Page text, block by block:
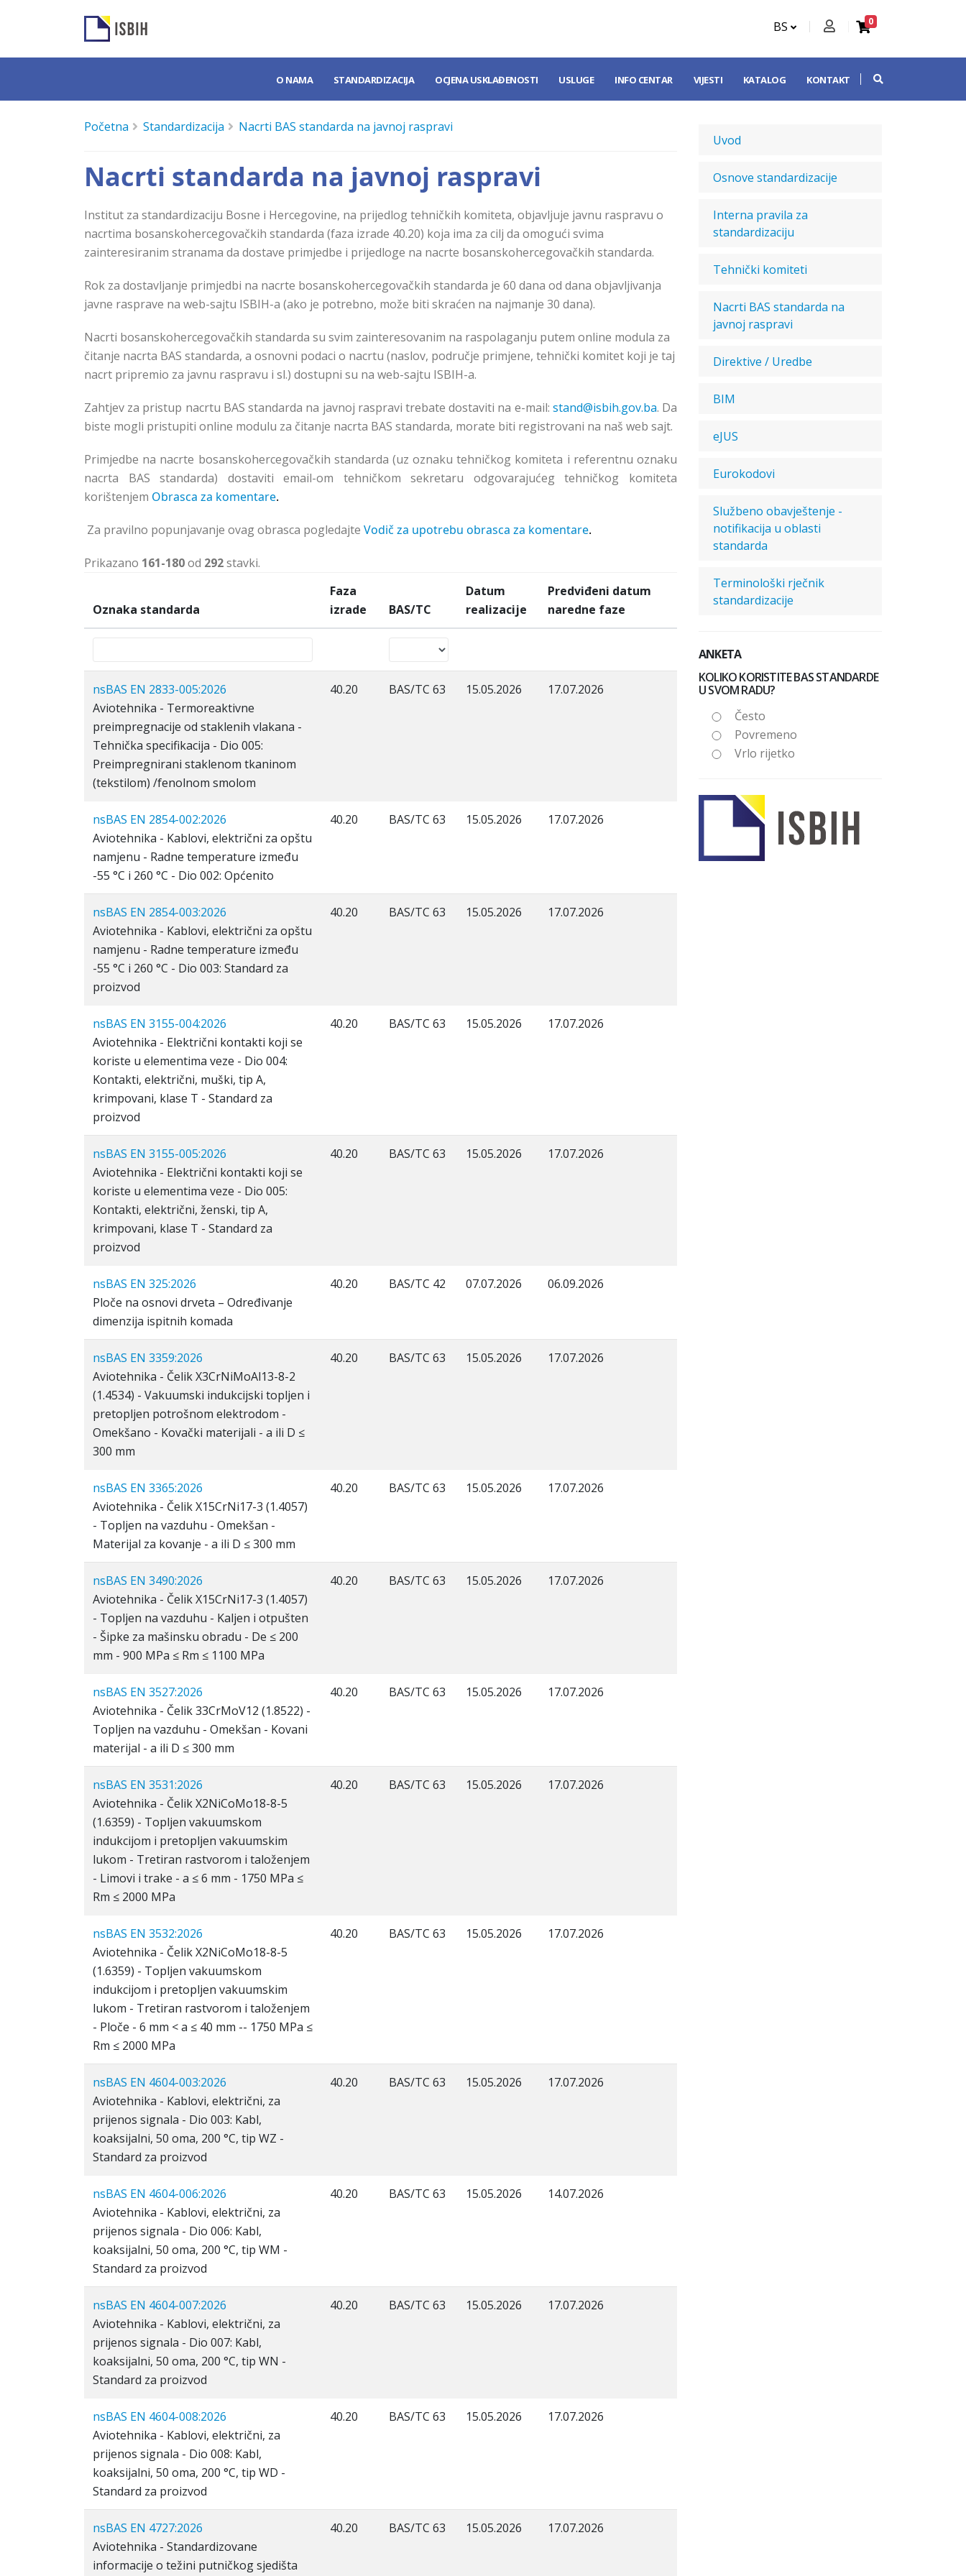
BS 0
O NAMA STANDARDIZACIJA OCJENA USKLAĐENOSTI USLUGE INFO CENTAR VIJESTI KATALOG KONTAKT
Početna Standardizacija Nacrti BAS standarda na javnoj raspravi
Nacrti standarda na javnoj raspravi
Institut za standardizaciju Bosnе i Hercegovinе, na prijedlog tehničkih komiteta, objavljuje javnu raspravu o
nacrtima bosanskohercegovačkih standarda (faza izrade 40.20) koja ima za cilj da omogući svima
zainteresiranim stranama da dostave primjedbe i prijedloge na nacrte bosanskohercegovačkih standarda.
Rok za dostavljanje primjedbi na nacrte bosanskohercegovačkih standarda je 60 dana od dana objavljivanja
javne rasprave na web-sajtu ISBIH-a (ako je potrebno, može biti skraćen na najmanje 30 dana).
Nacrti bosanskohercegovačkih standarda su svim zainteresovanim na raspolaganju putem online modula za
čitanje nacrta BAS standarda, a osnovni podaci o nacrtu (naslov, područje primjene, tehnički komitet koji je taj
nacrt pripremio za javnu raspravu i sl.) dostupni su na web-sajtu ISBIH-a.
Zahtjev za pristup nacrtu BAS standarda na javnoj raspravi trebate dostaviti na e-mail: stand@isbih.gov.ba. Da
biste mogli pristupiti online modulu za čitanje nacrta BAS standarda, morate biti registrovani na naš web sajt.
Primjedbe na nacrte bosanskohercegovačkih standarda (uz oznaku tehničkog komiteta i referentnu oznaku
nacrta BAS standarda) dostaviti email-om tehničkom sekretaru odgovarajućeg tehničkog komiteta
korištenjem Obrasca za komentare.
Za pravilno popunjavanje ovag obrasca pogledajte Vodič za upotrebu obrasca za komentare.
Prikazano 161-180od 292stavki.
Oznaka standarda
Faza
izrade
BAS/TC
Datum
realizacije
Predviđeni datum
naredne faze
nsBAS EN 2833-005:2026
Aviotehnika - Termoreaktivne
preimpregnacije od staklenih vlakana -
Tehnička specifikacija - Dio 005:
Preimpregnirani staklenom tkaninom
(tekstilom) /fenolnom smolom
40.20 BAS/TC 63 15.05.2026 17.07.2026
nsBAS EN 2854-002:2026
Aviotehnika - Kablovi, električni za opštu
namjenu - Radne temperature između
-55 °C i 260 °C - Dio 002: Općenito
40.20 BAS/TC 63 15.05.2026 17.07.2026
nsBAS EN 2854-003:2026
Aviotehnika - Kablovi, električni za opštu
namjenu - Radne temperature između
-55 °C i 260 °C - Dio 003: Standard za
proizvod
40.20 BAS/TC 63 15.05.2026 17.07.2026
nsBAS EN 3155-004:2026
Aviotehnika - Električni kontakti koji se
koriste u elementima veze - Dio 004:
Kontakti, električni, muški, tip A,
krimpovani, klase T - Standard za
proizvod
40.20 BAS/TC 63 15.05.2026 17.07.2026
nsBAS EN 3155-005:2026
Aviotehnika - Električni kontakti koji se
koriste u elementima veze - Dio 005:
Kontakti, električni, ženski, tip A,
krimpovani, klase T - Standard za
proizvod
40.20 BAS/TC 63 15.05.2026 17.07.2026
nsBAS EN 325:2026
Ploče na osnovi drveta – Određivanje
dimenzija ispitnih komada
40.20 BAS/TC 42 07.07.2026 06.09.2026
nsBAS EN 3359:2026
Aviotehnika - Čelik X3CrNiMoAl13-8-2
(1.4534) - Vakuumski indukcijski topljen i
pretopljen potrošnom elektrodom -
Omekšano - Kovački materijali - a ili D ≤
300 mm
40.20 BAS/TC 63 15.05.2026 17.07.2026
nsBAS EN 3365:2026
Aviotehnika - Čelik X15CrNi17-3 (1.4057)
- Topljen na vazduhu - Omekšan -
Materijal za kovanje - a ili D ≤ 300 mm
40.20 BAS/TC 63 15.05.2026 17.07.2026
nsBAS EN 3490:2026
Aviotehnika - Čelik X15CrNi17-3 (1.4057)
- Topljen na vazduhu - Kaljen i otpušten
- Šipke za mašinsku obradu - De ≤ 200
mm - 900 MPa ≤ Rm ≤ 1100 MPa
40.20 BAS/TC 63 15.05.2026 17.07.2026
nsBAS EN 3527:2026
Aviotehnika - Čelik 33CrMoV12 (1.8522) -
Topljen na vazduhu - Omekšan - Kovani
materijal - a ili D ≤ 300 mm
40.20 BAS/TC 63 15.05.2026 17.07.2026
nsBAS EN 3531:2026
Aviotehnika - Čelik X2NiCoMo18-8-5
(1.6359) - Topljen vakuumskom
indukcijom i pretopljen vakuumskim
lukom - Tretiran rastvorom i taloženjem
- Limovi i trake - a ≤ 6 mm - 1750 MPa ≤
Rm ≤ 2000 MPa
40.20 BAS/TC 63 15.05.2026 17.07.2026
nsBAS EN 3532:2026
Aviotehnika - Čelik X2NiCoMo18-8-5
(1.6359) - Topljen vakuumskom
indukcijom i pretopljen vakuumskim
lukom - Tretiran rastvorom i taloženjem
- Ploče - 6 mm < a ≤ 40 mm -- 1750 MPa ≤
Rm ≤ 2000 MPa
40.20 BAS/TC 63 15.05.2026 17.07.2026
nsBAS EN 4604-003:2026
Aviotehnika - Kablovi, električni, za
prijenos signala - Dio 003: Kabl,
koaksijalni, 50 oma, 200 °C, tip WZ -
Standard za proizvod
40.20 BAS/TC 63 15.05.2026 17.07.2026
nsBAS EN 4604-006:2026
Aviotehnika - Kablovi, električni, za
prijenos signala - Dio 006: Kabl,
koaksijalni, 50 oma, 200 °C, tip WM -
Standard za proizvod
40.20 BAS/TC 63 15.05.2026 14.07.2026
nsBAS EN 4604-007:2026
Aviotehnika - Kablovi, električni, za
prijenos signala - Dio 007: Kabl,
koaksijalni, 50 oma, 200 °C, tip WN -
Standard za proizvod
40.20 BAS/TC 63 15.05.2026 17.07.2026
nsBAS EN 4604-008:2026
Aviotehnika - Kablovi, električni, za
prijenos signala - Dio 008: Kabl,
koaksijalni, 50 oma, 200 °C, tip WD -
Standard za proizvod
40.20 BAS/TC 63 15.05.2026 17.07.2026
nsBAS EN 4727:2026
Aviotehnika - Standardizovane
informacije o težini putničkog sjedišta
40.20 BAS/TC 63 15.05.2026 17.07.2026
Uvod
Osnove standardizacije
Interna pravila za
standardizaciju
Tehnički komiteti
Nacrti BAS standarda na
javnoj raspravi
Direktive / Uredbe
BIM
eJUS
Eurokodovi
Službeno obavještenje -
notifikacija u oblasti
standarda
Terminološki rječnik
standardizacije
ANKETA
KOLIKO KORISTITE BAS STANDARDE
U SVOM RADU?
Često
Povremeno
Vrlo rijetko